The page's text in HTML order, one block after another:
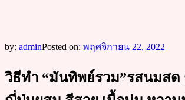
by: adminPosted on: พฤศจิกายน 22, 2022
วิธีทำ “มันทิพย์รวม”รสนมสด